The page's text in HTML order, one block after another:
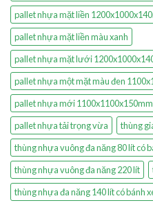
pallet nhựa mặt liền
pallet nhựa mặt liền màu xanh
pallet nhựa mặt lưới
pallet nhựa một mặt màu đen
pallet nhựa mới
pallet nhựa tải trọng vừa
thùng
thùng nhựa vuông đa năng 80 lít có
thùng nhựa vuông đa năng 220 lít
thùng nhựa đa năng 140 lít có bánh